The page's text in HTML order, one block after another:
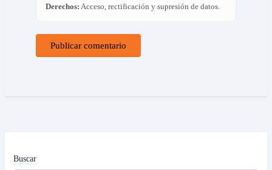
Derechos: Acceso, rectificación y supresión de datos.
Buscar